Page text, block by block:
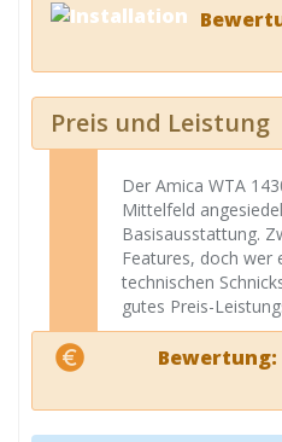
Preis und Leistung
Der Amica WTA
Mittelfeld
Basisausstattung.
Features, doch wer
technischen
gutes Preis-
Bewertung: